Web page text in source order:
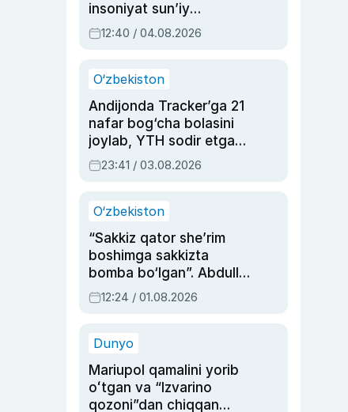
insoniyat sun’iy
intellektni boshqara
olmay qolishidan xavotir
12:40 / 04.08.2026
O‘zbekiston
Andijonda Tracker’ga 21
nafar bog‘cha bolasini
joylab, YTH sodir etgan
ayolga sud hukmi o‘qildi
23:41 / 03.08.2026
O‘zbekiston
“Sakkiz qator she’rim
boshimga sakkizta
bomba bo‘lgan”. Abdulla
Oripovni siyosiy
ayblovlardan asrab
12:24 / 01.08.2026
Dunyo
Mariupol qamalini yorib
oʻtgan va “Izvarino
qozoni”dan chiqqan